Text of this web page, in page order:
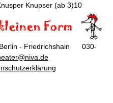
Knupser (ab 3)10
- Friedrichshain 030-